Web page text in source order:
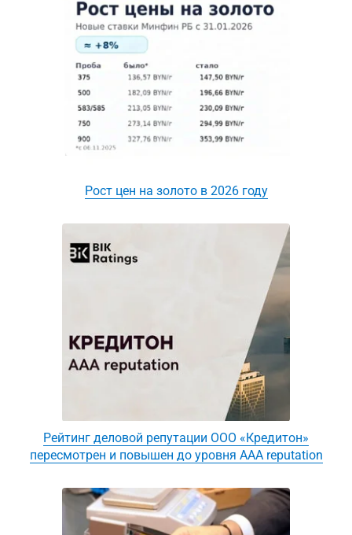
Рост цен на золото в 2026 году
Рейтинг деловой репутации ООО «Кредитон»
пересмотрен и повышен до уровня AAA reputation